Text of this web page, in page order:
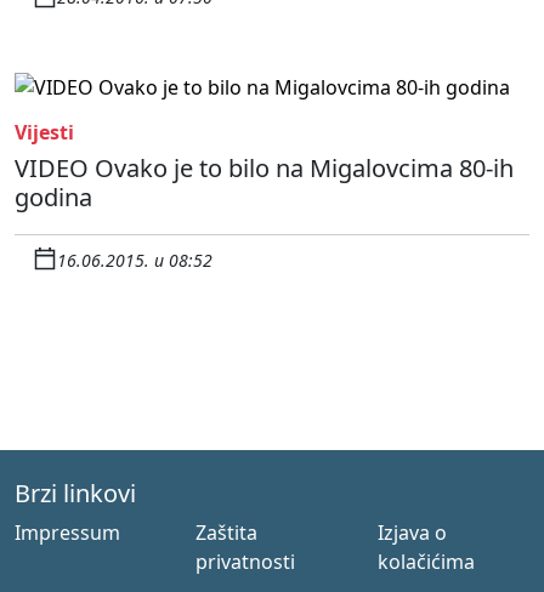
Vijesti
VIDEO Ovako je to bilo na Migalovcima 80-ih
godina
16.06.2015. u 08:52
Brzi linkovi
Impressum
Zaštita
privatnosti
Izjava o
kolačićima